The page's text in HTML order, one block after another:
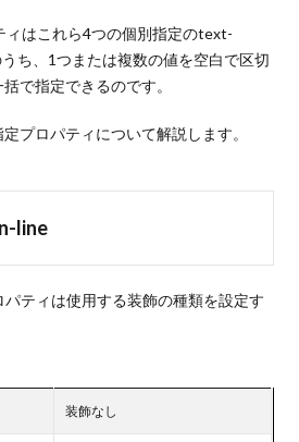
はこれら4つの個別指定のtext-
ち、1つまたは複数の値を空白で区切
で指定できるのです。
プロパティについて解説します。
line
ティは使用する装飾の種類を設定す
装飾なし